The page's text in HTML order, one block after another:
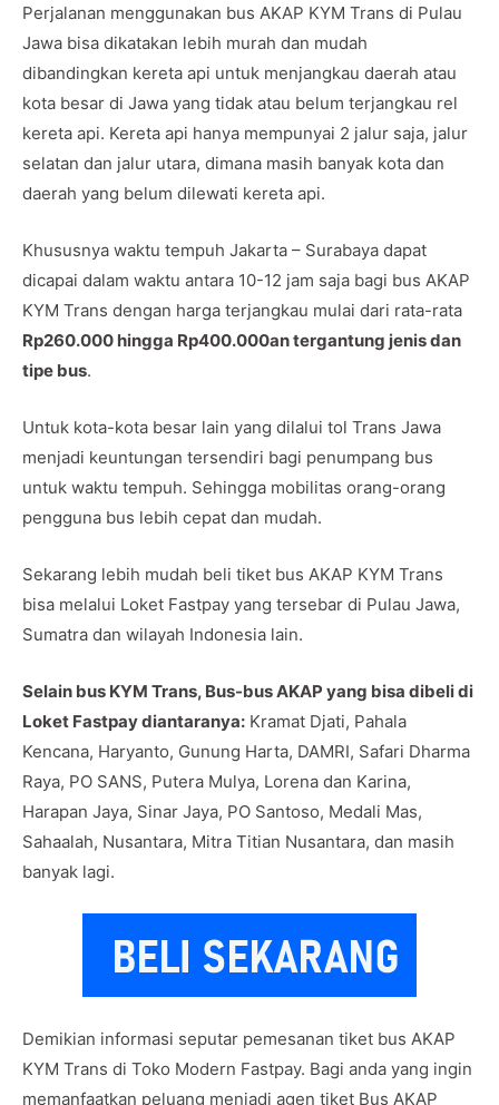
Perjalanan menggunakan bus AKAP KYM Trans di Pulau
Jawa bisa dikatakan lebih murah dan mudah
dibandingkan kereta api untuk menjangkau daerah atau
kota besar di Jawa yang tidak atau belum terjangkau rel
kereta api. Kereta api hanya mempunyai 2 jalur saja, jalur
selatan dan jalur utara, dimana masih banyak kota dan
daerah yang belum dilewati kereta api.
Khususnya waktu tempuh Jakarta – Surabaya dapat
dicapai dalam waktu antara 10-12 jam saja bagi bus AKAP
KYM Trans dengan harga terjangkau mulai dari rata-rata
Rp260.000 hingga Rp400.000an tergantung jenis dan
tipe bus.
Untuk kota-kota besar lain yang dilalui tol Trans Jawa
menjadi keuntungan tersendiri bagi penumpang bus
untuk waktu tempuh. Sehingga mobilitas orang-orang
pengguna bus lebih cepat dan mudah.
Sekarang lebih mudah beli tiket bus AKAP KYM Trans
bisa melalui Loket Fastpay yang tersebar di Pulau Jawa,
Sumatra dan wilayah Indonesia lain.
Selain bus KYM Trans, Bus-bus AKAP yang bisa dibeli di
Loket Fastpay diantaranya: Kramat Djati, Pahala
Kencana, Haryanto, Gunung Harta, DAMRI, Safari Dharma
Raya, PO SANS, Putera Mulya, Lorena dan Karina,
Harapan Jaya, Sinar Jaya, PO Santoso, Medali Mas,
Sahaalah, Nusantara, Mitra Titian Nusantara, dan masih
banyak lagi.
Demikian informasi seputar pemesanan tiket bus AKAP
KYM Trans di Toko Modern Fastpay. Bagi anda yang ingin
memanfaatkan peluang menjadi agen tiket Bus AKAP